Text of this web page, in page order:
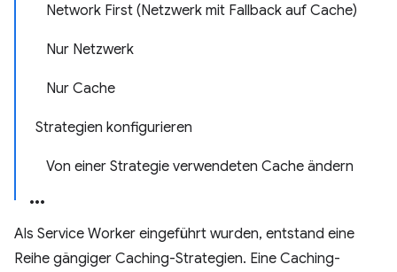
Network First (Netzwerk mit Fallback auf Cache)
Nur Netzwerk
Nur Cache
Strategien konfigurieren
Von einer Strategie verwendeten Cache ändern
Als Service Worker eingeführt wurden, entstand eine
Reihe gängiger Caching-Strategien. Eine Caching-